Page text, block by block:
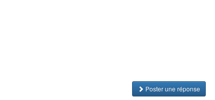
Poster une réponse